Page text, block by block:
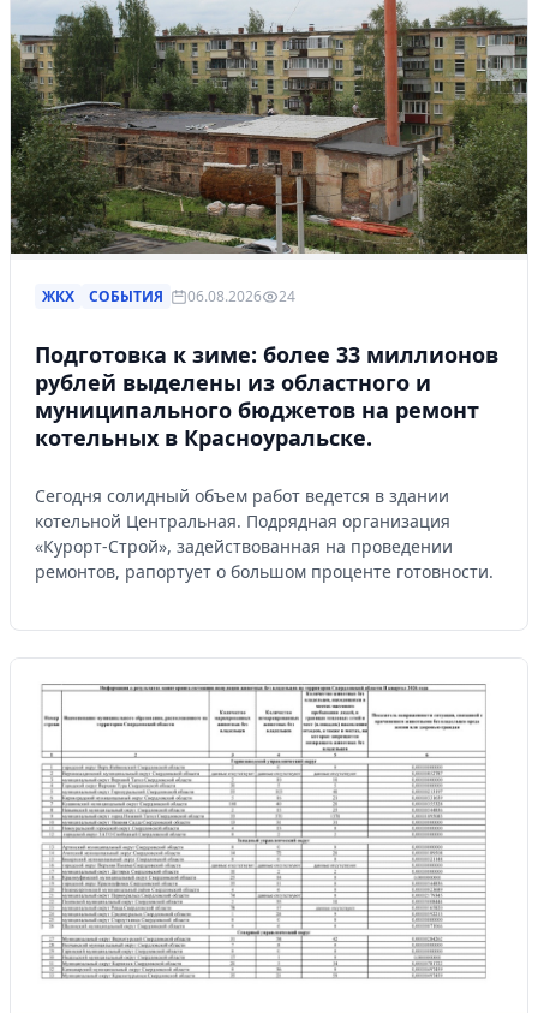
ЖКХ СОБЫТИЯ 06.08.2026 24
Подготовка к зиме: более 33 миллионов
рублей выделены из областного и
муниципального бюджетов на ремонт
котельных в Красноуральске.
Сегодня солидный объем работ ведется в здании
котельной Центральная. Подрядная организация
«Курорт-Строй», задействованная на проведении
ремонтов, рапортует о большом проценте готовности.